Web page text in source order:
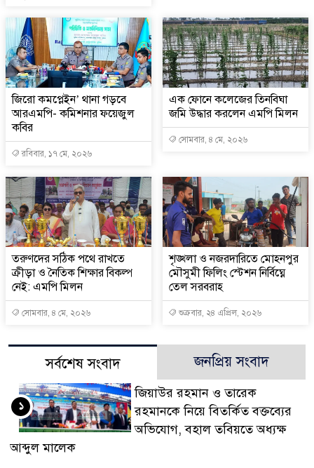
জিরো কমপ্লেইন’ থানা গড়বে
আরএমপি- কমিশনার ফয়েজুল
কবির
রবিবার, ১৭ মে, ২০২৬
এক ফোনে কলেজের তিনবিঘা
জমি উদ্ধার করলেন এমপি মিলন
সোমবার, ৪ মে, ২০২৬
তরুণদের সঠিক পথে রাখতে
ক্রীড়া ও নৈতিক শিক্ষার বিকল্প
নেই: এমপি মিলন
সোমবার, ৪ মে, ২০২৬
শৃঙ্খলা ও নজরদারিতে মোহনপুর
মৌসুমী ফিলিং স্টেশন নির্বিঘ্নে
তেল সরবরাহ
শুক্রবার, ২৪ এপ্রিল, ২০২৬
সর্বশেষ সংবাদ জনপ্রিয় সংবাদ
জিয়াউর রহমান ও তারেক
রহমানকে নিয়ে বিতর্কিত বক্তব্যের
অভিযোগ, বহাল তবিয়তে অধ্যক্ষ
আব্দুল মালেক
১